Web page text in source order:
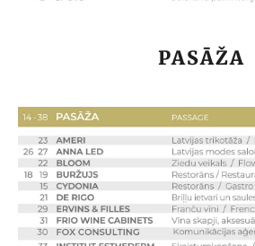
PASĀŽA